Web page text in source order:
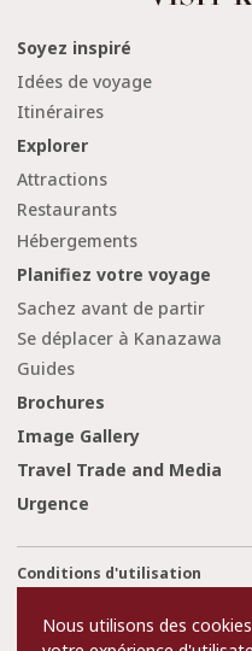
Soyez inspiré
Idées de voyage
Itinéraires
Explorer
Attractions
Restaurants
Hébergements
Planifiez votre voyage
Sachez avant de partir
Se déplacer à Kanazawa
Guides
Brochures
Image Gallery
Travel Trade and Media
Urgence
Conditions d'utilisation
Contact Us
Nous utilisons des